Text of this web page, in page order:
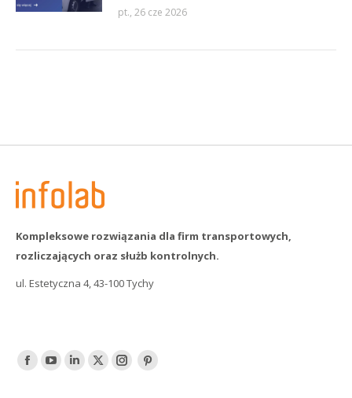
pt., 26 cze 2026
Kompleksowe rozwiązania dla firm transportowych,
rozliczających oraz służb kontrolnych.
ul. Estetyczna 4, 43-100 Tychy
Find us on:
FacebookYouTube
LinkedTwitterInstagramPinterest